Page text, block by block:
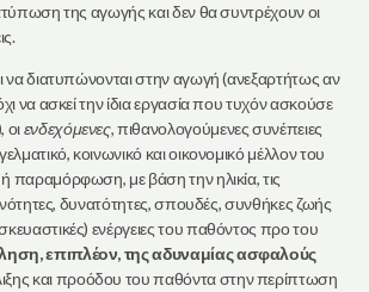
της αγωγής και δεν θα συντρέχουν οι
να διατυπώνονται στην αγωγή (ανεξαρτήτως αν
να ασκεί την ίδια εργασία που τυχόν ασκούσε
οιενδεχόμενες, πιθανολογούμενες συνέπειες
κοινωνικό και οικονομικό μέλλον του
παραμόρφωση, με βάση την ηλικία, τις
δυνατότητες, σπουδές, συνθήκες ζωής
ενέργειες του παθόντος προ του
επιπλέον, της αδυναμίας ασφαλούς
και προόδου του παθόντα στην περίπτωση